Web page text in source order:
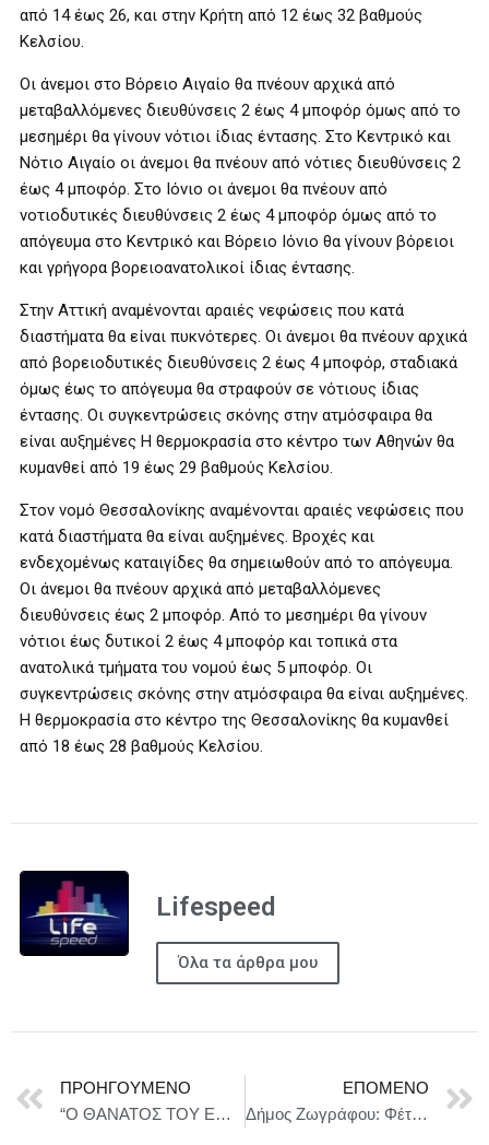
από 14 έως 26, και στην Κρήτη από 12 έως 32 βαθμούς
Κελσίου.
Οι άνεμοι στο Βόρειο Αιγαίο θα πνέουν αρχικά από
μεταβαλλόμενες διευθύνσεις 2 έως 4 μποφόρ όμως από το
μεσημέρι θα γίνουν νότιοι ίδιας έντασης. Στο Κεντρικό και
Νότιο Αιγαίο οι άνεμοι θα πνέουν από νότιες διευθύνσεις 2
έως 4 μποφόρ. Στο Ιόνιο οι άνεμοι θα πνέουν από
νοτιοδυτικές διευθύνσεις 2 έως 4 μποφόρ όμως από το
απόγευμα στο Κεντρικό και Βόρειο Ιόνιο θα γίνουν βόρειοι
και γρήγορα βορειοανατολικοί ίδιας έντασης.
Στην Αττική αναμένονται αραιές νεφώσεις που κατά
διαστήματα θα είναι πυκνότερες. Οι άνεμοι θα πνέουν αρχικά
από βορειοδυτικές διευθύνσεις 2 έως 4 μποφόρ, σταδιακά
όμως έως το απόγευμα θα στραφούν σε νότιους ίδιας
έντασης. Οι συγκεντρώσεις σκόνης στην ατμόσφαιρα θα
είναι αυξημένες Η θερμοκρασία στο κέντρο των Αθηνών θα
κυμανθεί από 19 έως 29 βαθμούς Κελσίου.
Στον νομό Θεσσαλονίκης αναμένονται αραιές νεφώσεις που
κατά διαστήματα θα είναι αυξημένες. Βροχές και
ενδεχομένως καταιγίδες θα σημειωθούν από το απόγευμα.
Οι άνεμοι θα πνέουν αρχικά από μεταβαλλόμενες
διευθύνσεις έως 2 μποφόρ. Από το μεσημέρι θα γίνουν
νότιοι έως δυτικοί 2 έως 4 μποφόρ και τοπικά στα
ανατολικά τμήματα του νομού έως 5 μποφόρ. Οι
συγκεντρώσεις σκόνης στην ατμόσφαιρα θα είναι αυξημένες.
Η θερμοκρασία στο κέντρο της Θεσσαλονίκης θα κυμανθεί
από 18 έως 28 βαθμούς Κελσίου.
Lifespeed
Όλα τα άρθρα μου
ΠΡΟΗΓΟΎΜΕΝΟ
“Ο ΘΑΝΑΤΟΣ ΤΟΥ ΕΜΠΟΡΑΚΟΥ” – ΠΕΡΙΟΔΕΙΑ || Η επιτυχημένη παράσταση του Γιώργου Νανούρη με τον Βλαδίμηρο Κυριακίδη στον πρωταγωνιστικό ρόλο, ταξιδεύει σε όλη την Ελλάδα!
ΕΠΌΜΕΝΟ
Δήμος Ζωγράφου: Φέτος στο Κοινωνικό Φροντιστήριο θα λειτουργήσουν θερινά τμήματα προετοιμασίας για τη Γ΄Λυκείου